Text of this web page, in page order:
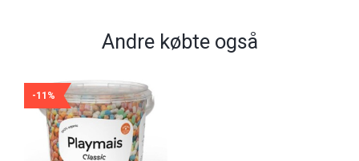
Andre købte også
-11%